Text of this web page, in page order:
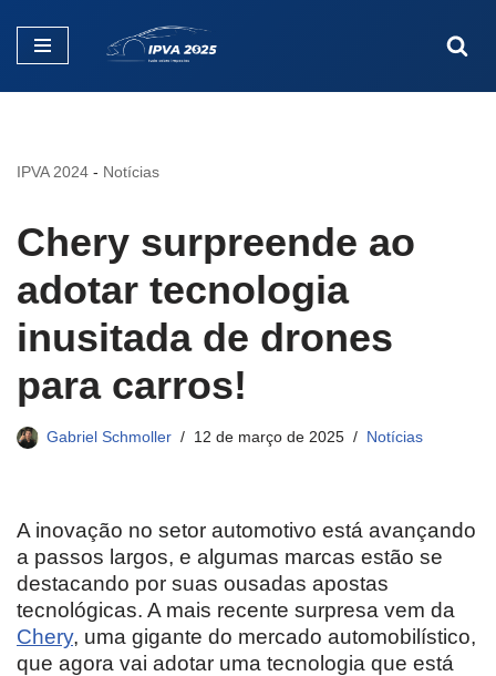
Pular
IPVA 2024 - Notícias
Chery surpreende ao
adotar tecnologia
inusitada de drones
para carros!
Gabriel Schmoller 12 de março de 2025 Notícias
A inovação no setor automotivo está avançando
a passos largos, e algumas marcas estão se
destacando por suas ousadas apostas
tecnológicas. A mais recente surpresa vem da
Chery, uma gigante do mercado automobilístico,
que agora vai adotar uma tecnologia que está